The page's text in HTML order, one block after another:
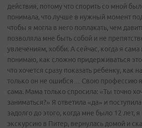
действия, потому что спорить со мной
понимала, что лучше в нужный момент
чтобы я могла в него поплакать, чем
позволяла мне быть собой и не
увлечениям, хобби. А сейчас, когда я
понимаю, как сложно придерживаться
что хочется сразу показать ребенку, как
только он не ошибся… Свою профессию
сама. Мама только спросила: «Ты точно
заниматься?» Я ответила «да» и
задолго до этого, когда мне было 12 лет, я
экскурсию в Питер, вернулась домой и